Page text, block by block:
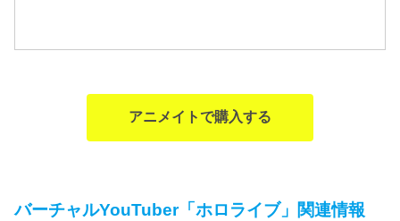
アニメイトで購入する
バーチャルYouTuber「ホロライブ」関連情報